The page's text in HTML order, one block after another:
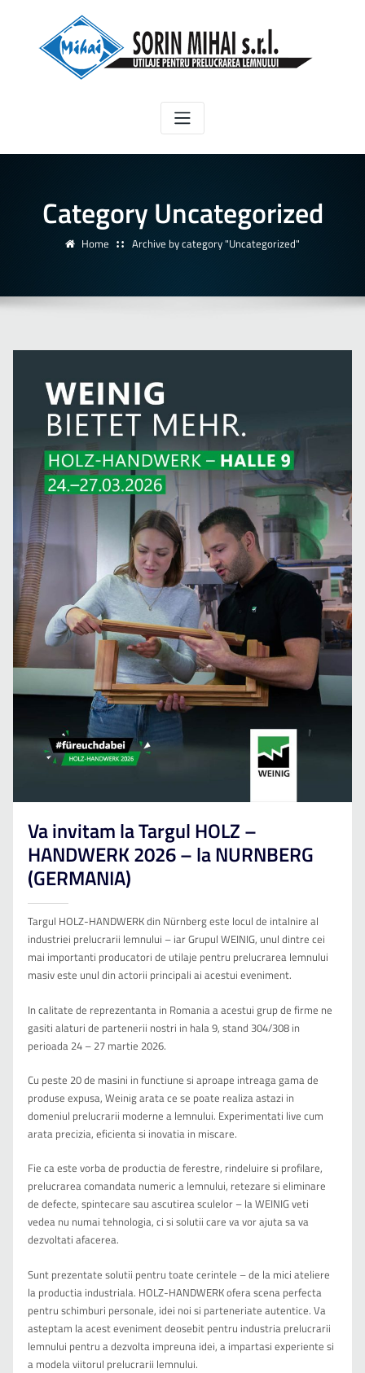
Category Uncategorized
Home Archive by category "Uncategorized"
Va invitam la Targul HOLZ –
HANDWERK 2026 – la NURNBERG
(GERMANIA)
Targul HOLZ-HANDWERK din Nürnberg este locul de intalnire al
industriei prelucrarii lemnului – iar Grupul WEINIG, unul dintre cei
mai importanti producatori de utilaje pentru prelucrarea lemnului
masiv este unul din actorii principali ai acestui eveniment.
In calitate de reprezentanta in Romania a acestui grup de firme ne
gasiti alaturi de partenerii nostri in hala 9, stand 304/308 in
perioada 24 – 27 martie 2026.
Cu peste 20 de masini in functiune si aproape intreaga gama de
produse expusa, Weinig arata ce se poate realiza astazi in
domeniul prelucrarii moderne a lemnului. Experimentati live cum
arata precizia, eficienta si inovatia in miscare.
Fie ca este vorba de productia de ferestre, rindeluire si profilare,
prelucrarea comandata numeric a lemnului, retezare si eliminare
de defecte, spintecare sau ascutirea sculelor – la WEINIG veti
vedea nu numai tehnologia, ci si solutii care va vor ajuta sa va
dezvoltati afacerea.
Sunt prezentate solutii pentru toate cerintele – de la mici ateliere
la productia industriala. HOLZ-HANDWERK ofera scena perfecta
pentru schimburi personale, idei noi si parteneriate autentice. Va
asteptam la acest eveniment deosebit pentru industria prelucrarii
lemnului pentru a dezvolta impreuna idei, a impartasi experiente si
a modela viitorul prelucrarii lemnului.